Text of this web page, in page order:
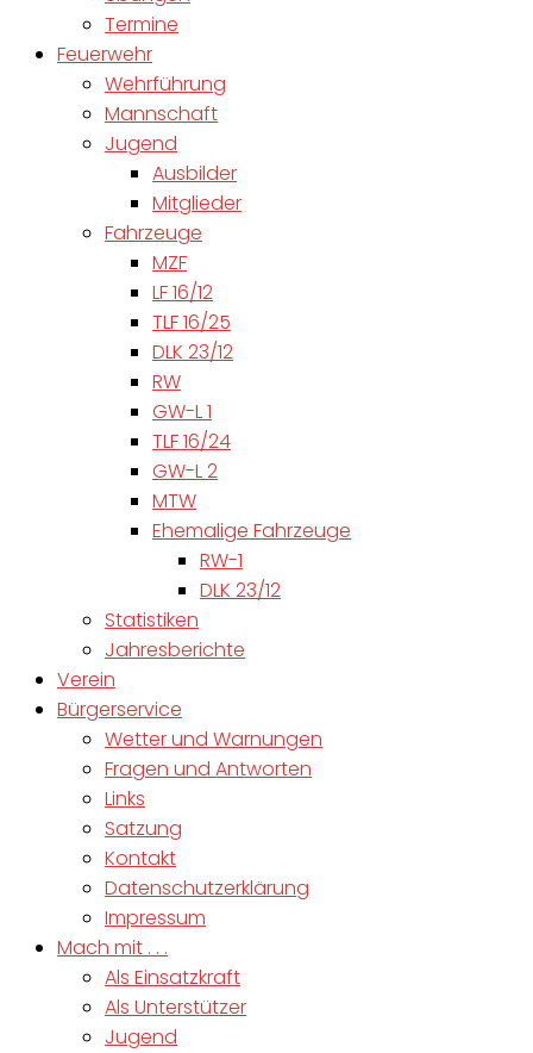
Termine
Feuerwehr
Wehrführung
Mannschaft
Jugend
Ausbilder
Mitglieder
Fahrzeuge
MZF
LF 16/12
TLF 16/25
DLK 23/12
RW
GW-L 1
TLF 16/24
GW-L 2
MTW
Ehemalige Fahrzeuge
RW-1
DLK 23/12
Statistiken
Jahresberichte
Verein
Bürgerservice
Wetter und Warnungen
Fragen und Antworten
Links
Satzung
Kontakt
Datenschutzerklärung
Impressum
Mach mit . . .
Als Einsatzkraft
Als Unterstützer
Jugend